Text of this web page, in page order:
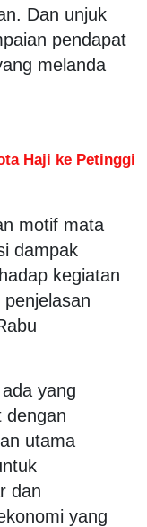
Dan unjuk
pendapat
melanda
Haji ke Petinggi
motif mata
dampak
kegiatan
penjelasan
yang
dengan
utama
dan
yang